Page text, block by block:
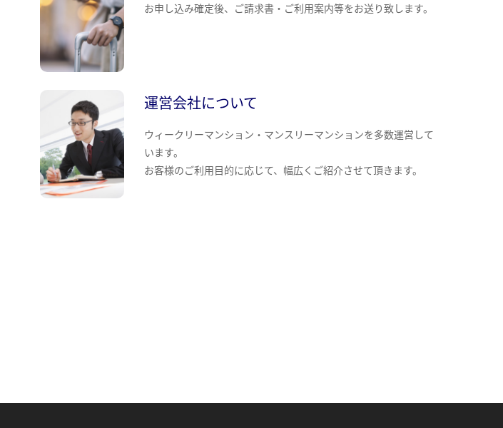
お申し込み確定後、ご請求書・ご利用案内等をお送り致します。
運営会社について
ウィークリーマンション・マンスリーマンションを多数運営して
います。
お客様のご利用目的に応じて、幅広くご紹介させて頂きます。